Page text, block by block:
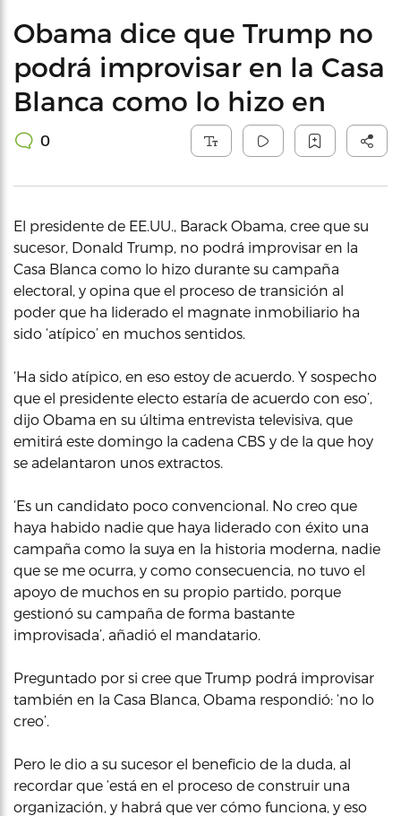
Obama dice que Trump no
podrá improvisar en la Casa
Blanca como lo hizo en
0
El presidente de EE.UU., Barack Obama, cree que su
sucesor, Donald Trump, no podrá improvisar en la
Casa Blanca como lo hizo durante su campaña
electoral, y opina que el proceso de transición al
poder que ha liderado el magnate inmobiliario ha
sido ‘atípico’ en muchos sentidos.
‘Ha sido atípico, en eso estoy de acuerdo. Y sospecho
que el presidente electo estaría de acuerdo con eso’,
dijo Obama en su última entrevista televisiva, que
emitirá este domingo la cadena CBS y de la que hoy
se adelantaron unos extractos.
‘Es un candidato poco convencional. No creo que
haya habido nadie que haya liderado con éxito una
campaña como la suya en la historia moderna, nadie
que se me ocurra, y como consecuencia, no tuvo el
apoyo de muchos en su propio partido, porque
gestionó su campaña de forma bastante
improvisada’, añadió el mandatario.
Preguntado por si cree que Trump podrá improvisar
también en la Casa Blanca, Obama respondió: ‘no lo
creo’.
Pero le dio a su sucesor el beneficio de la duda, al
recordar que ‘está en el proceso de construir una
organización, y habrá que ver cómo funciona, y eso